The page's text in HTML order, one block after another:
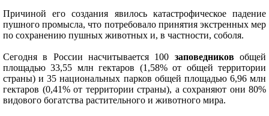
Причиной его создания явилось катастрофическое падение
пушного промысла, что потребовало принятия экстренных мер
по сохранению пушных животных и, в частности, соболя.
Сегодня в России насчитывается 100 заповедниковобщей
площадью 33,55 млн гектаров (1,58% от общей территории
страны) и 35 национальных парков общей площадью 6,96 млн
гектаров (0,41% от территории страны), а сохраняют они 80%
видового богатства растительного и животного мира.